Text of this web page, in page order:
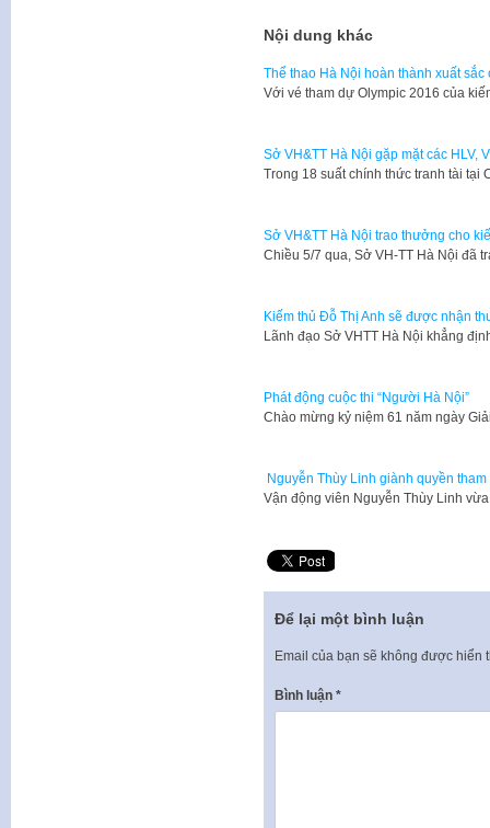
Nội dung khác
Thể thao Hà Nội hoàn thành xuất
Với vé tham dự Olympic 2016 của
Sở VH&TT Hà Nội gặp mặt các HLV,
Trong 18 suất chính thức tranh tài
Sở VH&TT Hà Nội trao thưởng cho
Chiều 5/7 qua, Sở VH-TT Hà Nội đã
Kiếm thủ Đỗ Thị Anh sẽ được nhận
Lãnh đạo Sở VHTT Hà Nội khẳng
Phát động cuộc thi “Người Hà Nội”
​Chào mừng kỷ niệm 61 năm ngày
Nguyễn Thùy Linh giành quyền
Vận động viên Nguyễn Thùy Linh
Để lại một bình luận
Email của bạn sẽ không được hiển
Bình luận *